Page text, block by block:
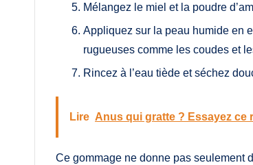
Mélangez le miel et la poudre
Appliquez sur la peau humide en
rugueuses comme les coudes et
Rincez à l’eau tiède et séchez
Lire Anus qui gratte ? Essayez ce
Ce gommage ne donne pas seulement